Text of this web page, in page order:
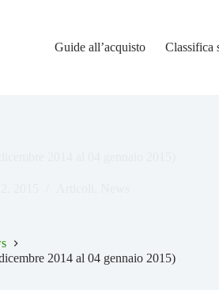
Guide all’acquisto
Classifica
2014 al 04 gennaio 2015)